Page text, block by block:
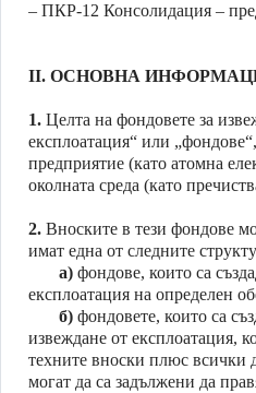
– ПКР-12 Консолидация –
II. ОСНОВНА
1. Целта на фондовете за
експлоатация“ или
предприятие (като атомна
околната среда (като
2. Вноските в тези фондове
имат една от следните
а) фондове, които са
експлоатация на определен
б) фондовете, които са
извеждане от експлоатация,
техните вноски плюс всички
могат да са задължени да